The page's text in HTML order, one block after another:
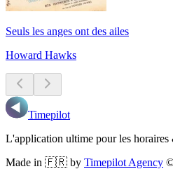
Seuls les anges ont des ailes
Howard Hawks
Timepilot
L'application ultime pour les horaires
Made in 🇫🇷 by Timepilot Agency